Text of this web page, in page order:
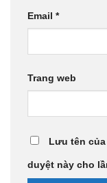
Email *
Trang web
Lưu tên
duyệt này cho